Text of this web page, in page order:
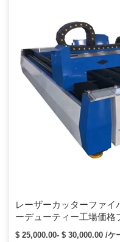
レーザーカッターファ
ーデューティー工場価
$ 25,000.00- $ 30,000.00 /ケ